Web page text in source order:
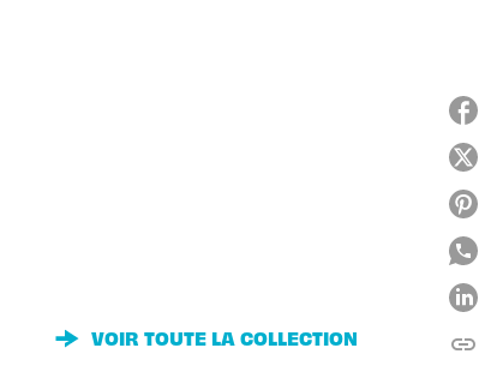
VOIR TOUTE LA COLLECTION link